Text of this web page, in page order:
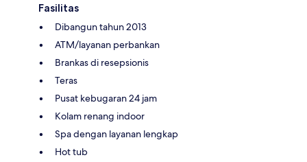
Fasilitas
Dibangun tahun 2013
ATM/layanan perbankan
Brankas di resepsionis
Teras
Pusat kebugaran 24 jam
Kolam renang indoor
Spa dengan layanan lengkap
Hot tub